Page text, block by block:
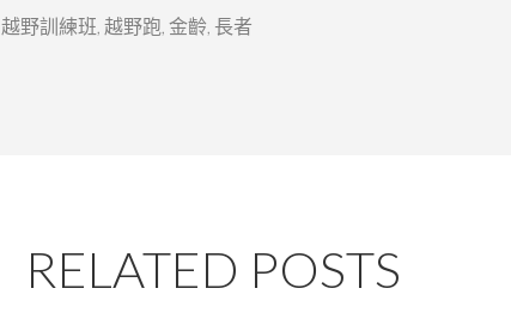
越野訓練班, 越野跑, 金齡, 長者
RELATED POSTS